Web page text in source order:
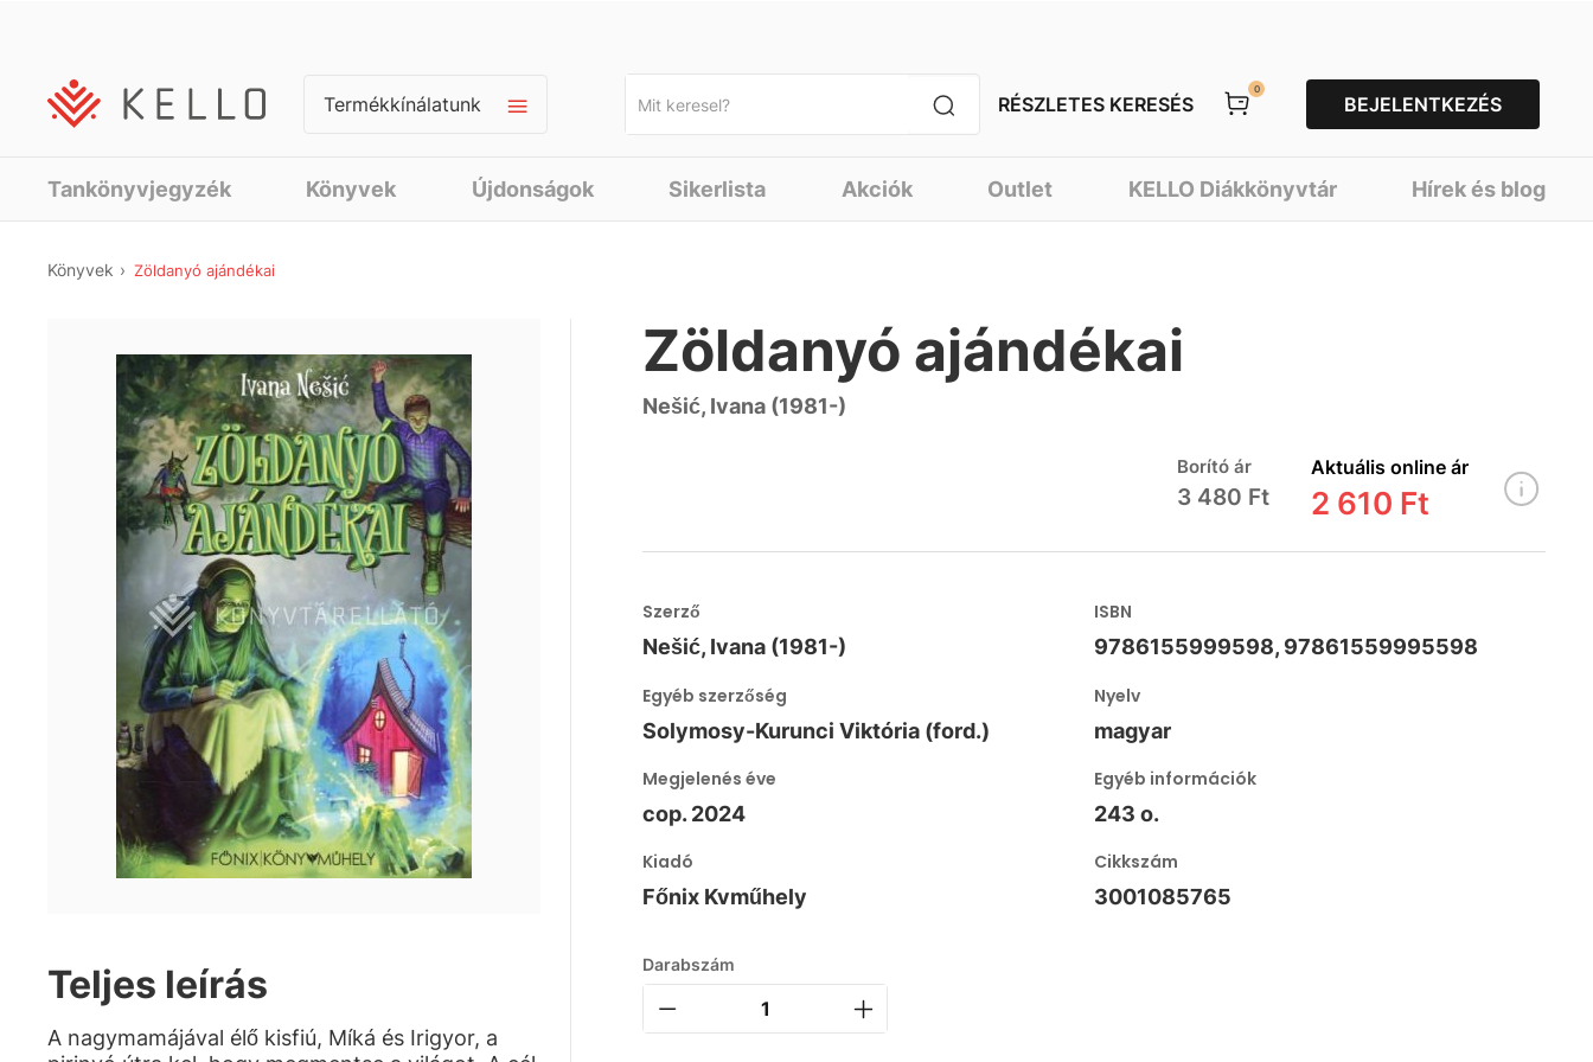
Termékkínálatunk RÉSZLETES KERESÉS
0
BEJELENTKEZÉS
Tankönyvjegyzék Könyvek Újdonságok Sikerlista Akciók Outlet KELLO Diákkönyvtár Hírek és blog
Könyvek Zöldanyó ajándékai
Teljes leírás
A nagymamájával élő kisfiú, Míká és Irigyor, a
Zöldanyó ajándékai
Nešić, Ivana (1981-)
Borító ár
3 480 Ft
Aktuális online ár
2 610 Ft
Szerző
Nešić, Ivana (1981-)
ISBN
9786155999598, 97861559995598
Egyéb szerzőség
Solymosy-Kurunci Viktória (ford.)
Nyelv
magyar
Megjelenés éve
cop. 2024
Egyéb információk
243 o.
Kiadó
Főnix Kvműhely
Cikkszám
3001085765
Darabszám